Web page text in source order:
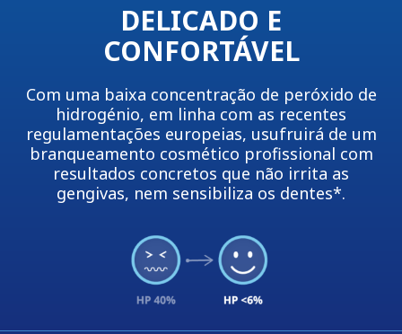
DELICADO E
CONFORTÁVEL
Com uma baixa concentração de peróxido de
hidrogénio, em linha com as recentes
regulamentações europeias, usufruirá de um
branqueamento cosmético profissional com
resultados concretos que não irrita as
gengivas, nem sensibiliza os dentes*.